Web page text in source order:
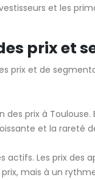
et les
prix et
prix et de
prix à Toulouse.
et la rareté
Les prix des
mais à un